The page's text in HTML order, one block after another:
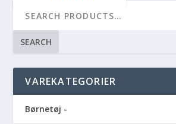
SEARCH
VAREKATEGORIER
Børnetøj -